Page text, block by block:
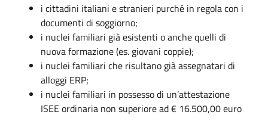
i cittadini italiani e stranieri purché in regola con i
documenti di soggiorno;
i nuclei familiari già esistenti o anche quelli di
nuova formazione (es. giovani coppie);
i nuclei familiari che risultano già assegnatari di
alloggi ERP;
i nuclei familiari in possesso di un’attestazione
ISEE ordinaria non superiore ad € 16.500,00 euro